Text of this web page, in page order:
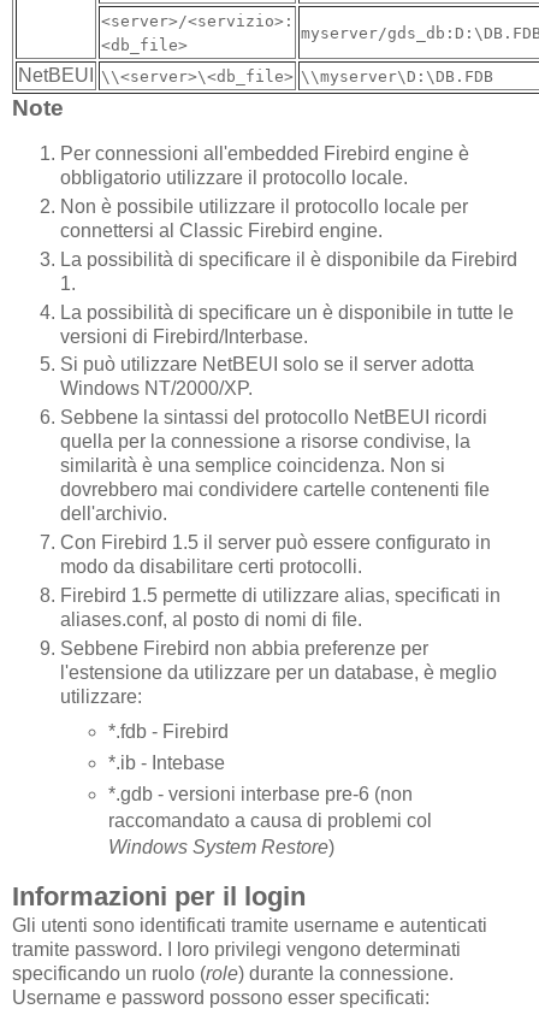
<server>/<servizio>:
<db_file>
myserver/
NetBEUI \\<server>\<db_file> \\myserver\D:\DB.FDB
Note
Per connessioni all'embedded Firebird engine è
obbligatorio utilizzare il protocollo locale.
Non è possibile utilizzare il protocollo locale per
connettersi al Classic Firebird engine.
La possibilità di specificare il è disponibile da Firebird
1.
La possibilità di specificare un è disponibile in tutte le
versioni di Firebird/Interbase.
Si può utilizzare NetBEUI solo se il server adotta
Windows NT/2000/XP.
Sebbene la sintassi del protocollo NetBEUI ricordi
quella per la connessione a risorse condivise, la
similarità è una semplice coincidenza. Non si
dovrebbero mai condividere cartelle contenenti file
dell'archivio.
Con Firebird 1.5 il server può essere configurato in
modo da disabilitare certi protocolli.
Firebird 1.5 permette di utilizzare alias, specificati in
aliases.conf, al posto di nomi di file.
Sebbene Firebird non abbia preferenze per
l'estensione da utilizzare per un database, è meglio
utilizzare:
*.fdb - Firebird
*.ib - Intebase
*.gdb - versioni interbase pre-6 (non
raccomandato a causa di problemi col
Windows System Restore)
Informazioni per il login
Gli utenti sono identificati tramite username e autenticati
tramite password. I loro privilegi vengono determinati
specificando un ruolo (role) durante la connessione.
Username e password possono esser specificati: